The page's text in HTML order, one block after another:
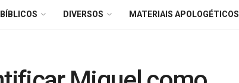
DIVERSOS MATERIAIS APOLOGÉTICOS